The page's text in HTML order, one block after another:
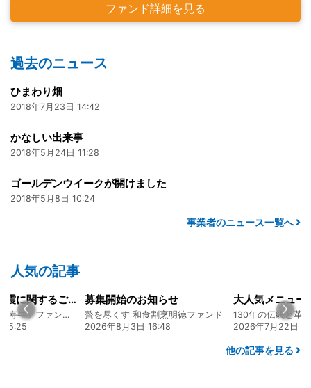
ファンド詳細を見る
過去のニュース
ひまわり畑
2018年7月23日 14:42
かなしい出来事
2018年5月24日 11:28
ゴールデンウイークが開けました
2018年5月8日 10:24
事業者のニュース一覧へ
人気の記事
のお知らせ
和食割烹明徳ファンド
3日 16:48
大人気メニュー「唐揚げ弁当」のレシピをご紹介します！
130年の伝統と革新 ヤマタカ醤油ファンド
2026年7月22日 08:10
2026年8月
他の記事を見る